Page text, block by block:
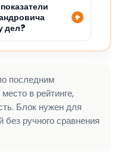
дел?
последним
в рейтинге,
Блок нужен для
ручного сравнения